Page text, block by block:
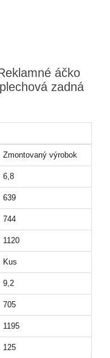
áčko
zadná
Zmontovaný výrobok
6,8
639
744
1120
Kus
9,2
705
1195
125